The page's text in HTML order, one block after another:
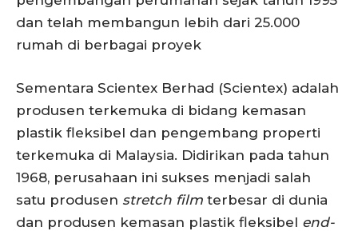
dan telah membangun lebih dari 25.000
rumah di berbagai proyek
Sementara Scientex Berhad (Scientex) adalah
produsen terkemuka di bidang kemasan
plastik fleksibel dan pengembang properti
terkemuka di Malaysia. Didirikan pada tahun
1968, perusahaan ini sukses menjadi salah
satu produsen stretch film terbesar di dunia
dan produsen kemasan plastik fleksibel end-